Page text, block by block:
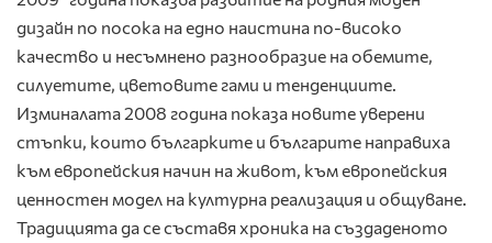
дизайн по посока на едно наистина по-високо
качество и несъмнено разнообразие на обемите,
силуетите, цветовите гами и тенденциите.
Изминалата 2008 година показа новите уверени
стъпки, които българките и българите направиха
към европейския начин на живот, към европейския
ценностен модел на културна реализация и общуване.
Традицията да се съставя хроника на създаденото